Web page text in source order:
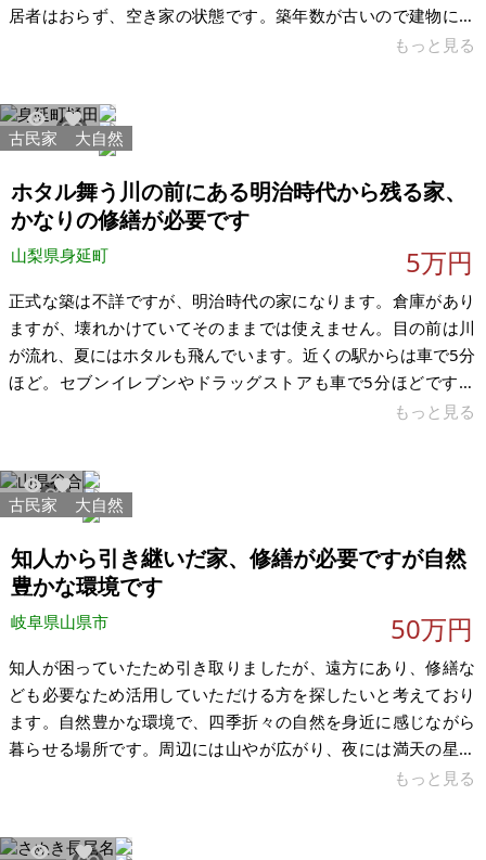
居者はおらず、空き家の状態です。築年数が古いので建物につ
いて価値０と考えており、現状渡しで古家付き土地として売却
佐古駅まで徒歩48分、徳島バス・不動支所前まで徒歩3分で
す。スピーディにお取引いただける方をお待ちしております。
＜強み＞ ・庭が広く駐車場が2台確保可能 ・築年数の割にキッ
チンなどの水回りはき
もっと見る
2018 4
古民家 大自然
ホタル舞う川の前にある明治時代から残る家、
かなりの修繕が必要です
山梨県身延町 5万円
正式な築は不詳ですが、明治時代の家になります。倉庫があり
ますが、壊れかけていてそのままでは使えません。目の前は川
が流れ、夏にはホタルも飛んでいます。近くの駅からは車で5分
ほど。セブンイレブンやドラッグストアも車で5分ほどです。
家の中はかなり荒れており、大規模な修繕が必要です。外から
ほどの広いフローリングになっております。立派な梁がありま
す。お風呂の上の屋根が壊れており、そのままではお風呂に入
ることは出来ません。残置物がかなりありますので、買主様で
の処分をお願いいたします。家の周
もっと見る
1088
古民家 大自然
知人から引き継いだ家、修繕が必要ですが自然
豊かな環境です
岐阜県山県市 50万円
知人が困っていたため引き取りましたが、遠方にあり、修繕な
ども必要なため活用していただける方を探したいと考えており
ます。自然豊かな環境で、四季折々の自然を身近に感じながら
暮らせる場所です。周辺には山やが広がり、夜には満天の星空
を眺められます。駐車場がなく、離れを解体して作るか、近所
もっと見る